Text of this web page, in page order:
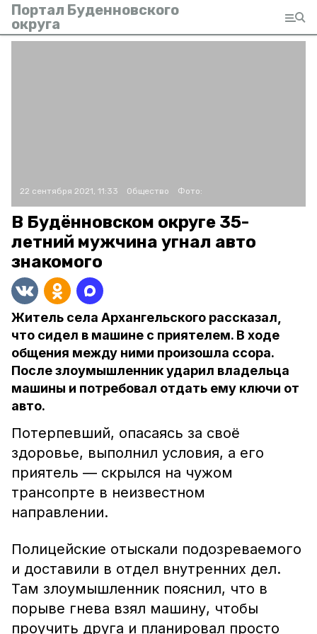
Портал Буденновского
округа
22 сентября 2021, 11:33 Общество Фото:
В Будённовском округе 35-
летний мужчина угнал авто
знакомого
Житель села Архангельского рассказал,
что сидел в машине с приятелем. В ходе
общения между ними произошла ссора.
После злоумышленник ударил владельца
машины и потребовал отдать ему ключи от
авто.
Потерпевший, опасаясь за своё
здоровье, выполнил условия, а его
приятель — скрылся на чужом
трансопрте в неизвестном
направлении.
Полицейские отыскали подозреваемого
и доставили в отдел внутренних дел.
Там злоумышленник пояснил, что в
порыве гнева взял машину, чтобы
проучить друга и планировал просто